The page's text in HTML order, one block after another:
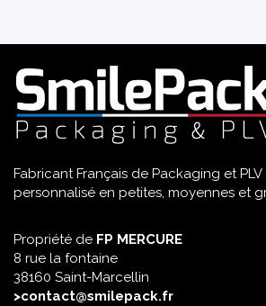
Fabricant Français de Packaging et
personnalisé en petites, moyennes et
Propriété de FP MERCURE
8 rue la fontaine
38160 Saint-Marcellin
>contact@smilepack.fr